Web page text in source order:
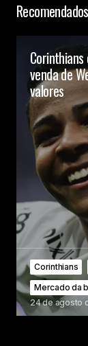
venda de
valores
Corinthians
Mercado da
24 de agosto